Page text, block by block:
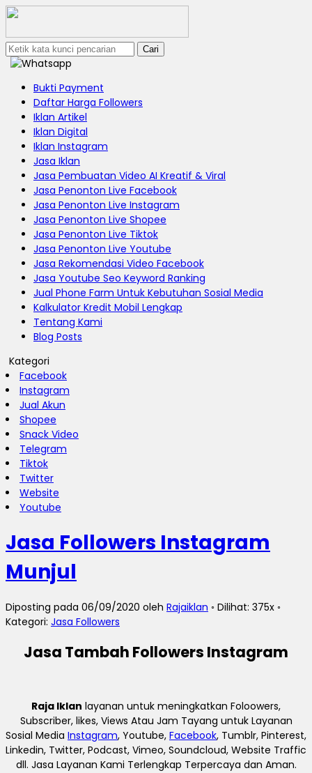
Cari
Bukti Payment
Daftar Harga Followers
Iklan Artikel
Iklan Digital
Iklan Instagram
Jasa Iklan
Jasa Pembuatan Video AI Kreatif & Viral
Jasa Penonton Live Facebook
Jasa Penonton Live Instagram
Jasa Penonton Live Shopee
Jasa Penonton Live Tiktok
Jasa Penonton Live Youtube
Jasa Rekomendasi Video Facebook
Jasa Youtube Seo Keyword Ranking
Jual Phone Farm Untuk Kebutuhan Sosial Media
Kalkulator Kredit Mobil Lengkap
Tentang Kami
Blog Posts
Kategori
Facebook
Instagram
Jual Akun
Shopee
Snack Video
Telegram
Tiktok
Twitter
Website
Youtube
Jasa Followers Instagram
Munjul
Diposting pada 06/09/2020 oleh Rajaiklan ◦ Dilihat: 375x ◦
Kategori: Jasa Followers
Jasa Tambah Followers Instagram
Raja Iklan layanan untuk meningkatkan Foloowers,
Subscriber, likes, Views Atau Jam Tayang untuk Layanan
Sosial Media Instagram, Youtube, Facebook, Tumblr, Pinterest,
Linkedin, Twitter, Podcast, Vimeo, Soundcloud, Website Traffic
dll. Jasa Layanan Kami Terlengkap Terpercaya dan Aman.